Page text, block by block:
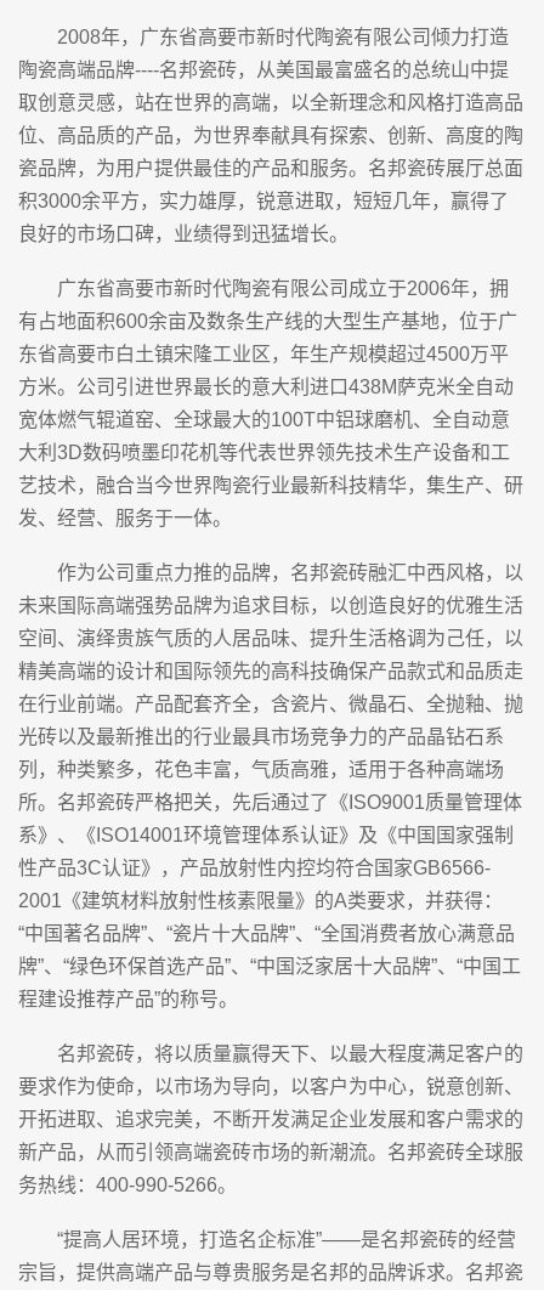
2008年，广东省高要市新时代陶瓷有限公司倾力打造
陶瓷高端品牌----名邦瓷砖，从美国最富盛名的总统山中提
取创意灵感，站在世界的高端，以全新理念和风格打造高品
位、高品质的产品，为世界奉献具有探索、创新、高度的陶
瓷品牌，为用户提供最佳的产品和服务。名邦瓷砖展厅总面
积3000余平方，实力雄厚，锐意进取，短短几年，赢得了
良好的市场口碑，业绩得到迅猛增长。
广东省高要市新时代陶瓷有限公司成立于2006年，拥
有占地面积600余亩及数条生产线的大型生产基地，位于广
东省高要市白土镇宋隆工业区，年生产规模超过4500万平
方米。公司引进世界最长的意大利进口438M萨克米全自动
宽体燃气辊道窑、全球最大的100T中铝球磨机、全自动意
大利3D数码喷墨印花机等代表世界领先技术生产设备和工
艺技术，融合当今世界陶瓷行业最新科技精华，集生产、研
发、经营、服务于一体。
作为公司重点力推的品牌，名邦瓷砖融汇中西风格，以
未来国际高端强势品牌为追求目标，以创造良好的优雅生活
空间、演绎贵族气质的人居品味、提升生活格调为己任，以
精美高端的设计和国际领先的高科技确保产品款式和品质走
在行业前端。产品配套齐全，含瓷片、微晶石、全抛釉、抛
光砖以及最新推出的行业最具市场竞争力的产品晶钻石系
列，种类繁多，花色丰富，气质高雅，适用于各种高端场
所。名邦瓷砖严格把关，先后通过了《ISO9001质量管理体
系》、《ISO14001环境管理体系认证》及《中国国家强制
性产品3C认证》，产品放射性内控均符合国家GB6566-
2001《建筑材料放射性核素限量》的A类要求，并获得：
“中国著名品牌”、“瓷片十大品牌”、“全国消费者放心满意品
牌”、“绿色环保首选产品”、“中国泛家居十大品牌”、“中国工
程建设推荐产品”的称号。
名邦瓷砖，将以质量赢得天下、以最大程度满足客户的
要求作为使命，以市场为导向，以客户为中心，锐意创新、
开拓进取、追求完美，不断开发满足企业发展和客户需求的
新产品，从而引领高端瓷砖市场的新潮流。名邦瓷砖全球服
务热线：400-990-5266。
“提高人居环境，打造名企标准”——是名邦瓷砖的经营
宗旨，提供高端产品与尊贵服务是名邦的品牌诉求。名邦瓷